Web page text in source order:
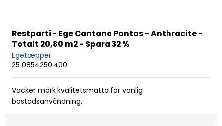
Restparti - Ege Cantana Pontos - Anthracite -
Totalt 20,80 m2 - Spara 32 %
Egetæpper
25 0854250.400
Vacker mörk kvalitetsmatta för vanlig
bostadsanvändning.